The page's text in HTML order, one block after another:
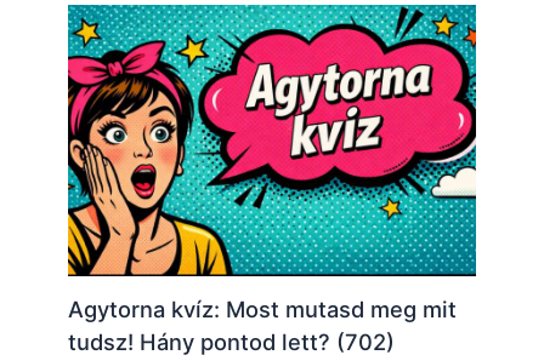
Agytorna kvíz: Most mutasd meg mit
tudsz! Hány pontod lett? (702)